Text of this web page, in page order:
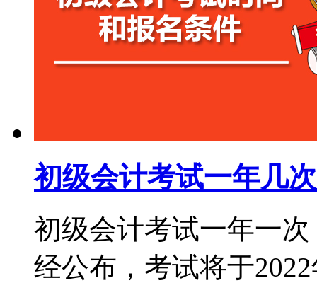
初级会计考试一年几
初级会计考试一年一
经公布，考试将于